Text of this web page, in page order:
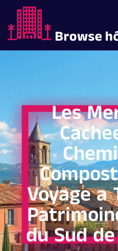
Les
Voyage a
du Sud